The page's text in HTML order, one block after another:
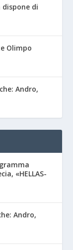
dispone di
Olimpo
Andro,
«HELLAS-
Andro,